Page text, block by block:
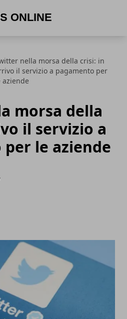
nella morsa della crisi: in
il servizio a pagamento per
aziende
morsa della
il servizio a
le aziende